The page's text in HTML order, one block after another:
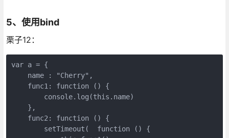
5、使用bind
栗子12：
var a = {
    name : "Cherry",
    func1: function () {
        console.log(this.name)
    },
    func2: function () {
        setTimeout(  function () {